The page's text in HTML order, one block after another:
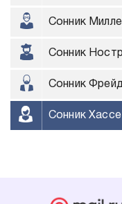
Сонник
Сонник
Сонник
Сонник Хассе